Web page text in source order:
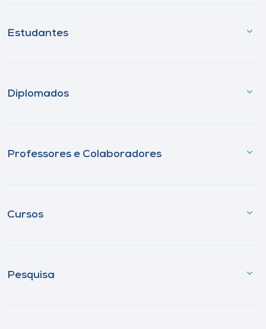
Estudantes
Diplomados
Professores e Colaboradores
Cursos
Pesquisa